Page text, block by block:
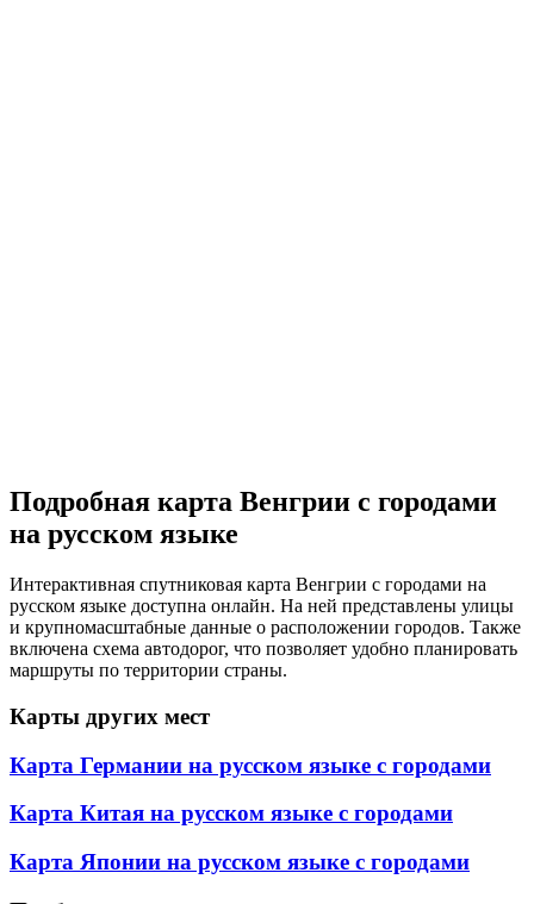
Подробная карта Венгрии с городами
на русском языке
Интерактивная спутниковая карта Венгрии с городами на
русском языке доступна онлайн. На ней представлены улицы
и крупномасштабные данные о расположении городов. Также
включена схема автодорог, что позволяет удобно планировать
маршруты по территории страны.
Карты других мест
Карта Германии на русском языке с городами
Карта Китая на русском языке с городами
Карта Японии на русском языке с городами